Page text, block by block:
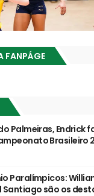
FANPÁGE
Palmeiras, Endrick
Brasileiro
Paralímpicos:
Santiago são os